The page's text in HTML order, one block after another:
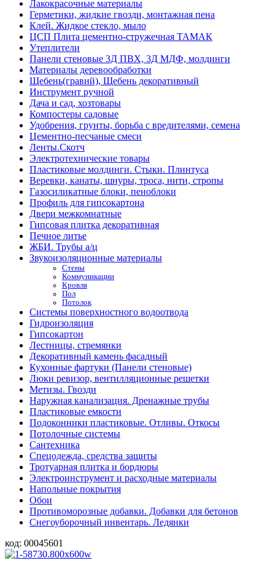
Лакокрасочные материалы
Герметики, жидкие гвозди, монтажная пена
Клей. Жидкое стекло, мыло
ЦСП Плита цементно-стружечная ТАМАК
Утеплители
Панели стеновые 3Д ПВХ, 3Д МДФ, молдинги
Материалы деревообработки
Щебень(гравий), Щебень декоративный
Инструмент ручной
Дача и сад, хозтовары
Компостеры садовые
Удобрения, грунты, борьба с вредителями, семена
Цементно-песчаные смеси
Ленты.Скотч
Электротехнические товары
Пластиковые молдинги. Стыки. Плинтуса
Веревки, канаты, шнуры, троса, нити, стропы
Газосиликатные блоки, пеноблоки
Профиль для гипсокартона
Двери межкомнатные
Гипсовая плитка декоративная
Печное литье
ЖБИ. Трубы а/ц
Звукоизоляционные материалы
Стены
Коммуникации
Кровля
Пол
Потолок
Системы поверхностного водоотвода
Гидроизоляция
Гипсокартон
Лестницы, стремянки
Декоративный камень фасадный
Кухонные фартуки (Панели стеновые)
Люки ревизор, вентилляционные решетки
Метизы. Гвозди
Наружная канализация. Дренажные трубы
Пластиковые емкости
Подоконники пластиковые. Отливы. Откосы
Потолочные системы
Сантехника
Спецодежда, средства защиты
Тротуарная плитка и бордюры
Электроинструмент и расходные материалы
Напольные покрытия
Обои
Противоморозные добавки. Добавки для бетонов
Снегоуборочный инвентарь. Ледянки
код: 00045601